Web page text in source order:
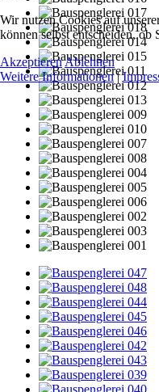
Wir nutzen Cookies auf
können selbst entscheiden,
AkzeptierenAblehnen
Weitere Informationen|